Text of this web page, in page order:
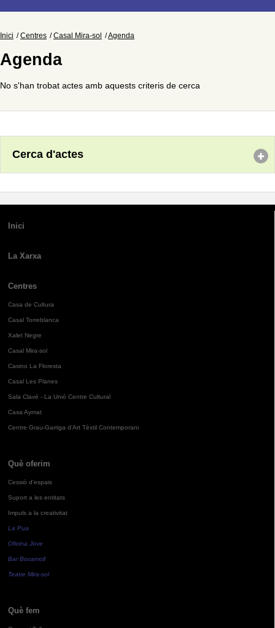
Inici Centres Casal Mira-sol Agenda
Agenda
No s'han trobat actes amb aquests criteris de cerca
Cerca d'actes
Inici
La Xarxa
Centres
Casa de Cultura
Casal Torreblanca
Xalet Negre
Casal Mira-sol
Casino La Floresta
Casal Les Planes
Sala Clavé - La Unió Centre Cultural
Casa Aymat
Centre Grau-Garriga d'Art Tèxtil Contemporani
Què oferim
Cessió d'espais
Suport a les entitats
Impuls a la creativitat
La Pua
Oficina Jove
Bar Bocamoll
Teatre Mira-sol
Què fem